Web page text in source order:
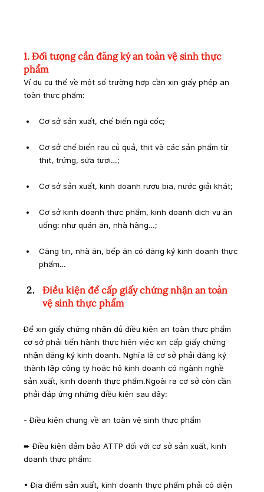
1. Đối tượng cần đăng ký an toàn vệ sinh thực
phẩm
Ví dụ cụ thể về một số trường hợp cần xin giấy phép an
toàn thực phẩm:
Cơ sở sản xuất, chế biến ngũ cốc;
Cơ sở chế biến rau củ quả, thịt và các sản phẩm từ
thịt, trứng, sữa tươi…;
Cơ sở sản xuất, kinh doanh rượu bia, nước giải khát;
Cơ sở kinh doanh thực phẩm, kinh doanh dịch vụ ăn
uống: như quán ăn, nhà hàng…;
Căng tin, nhà ăn, bếp ăn có đăng ký kinh doanh thực
phẩm…
Điều kiện để cấp giấy chứng nhận an toàn
vệ sinh thực phẩm
Để xin giấy chứng nhận đủ điều kiện an toàn thực phẩm
cơ sở phải tiến hành thực hiện việc xin cấp giấy chứng
nhận đăng ký kinh doanh. Nghĩa là cơ sở phải đăng ký
thành lập công ty hoặc hộ kinh doanh có ngành nghề
sản xuất, kinh doanh thực phẩm.Ngoài ra cơ sở còn cần
phải đáp ứng những điều kiện sau đây:
- Điều kiện chung về an toàn vệ sinh thực phẩm
➨ Điều kiện đảm bảo ATTP đối với cơ sở sản xuất, kinh
doanh thực phẩm:
• Địa điểm sản xuất, kinh doanh thực phẩm phải có diện